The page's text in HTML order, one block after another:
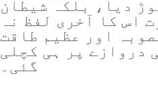
دیا، بلکہ شیطان
اس کا آخری لفظ نہ
اور عظیم طاقت
دروازے پر ہی کچلی
گئی۔